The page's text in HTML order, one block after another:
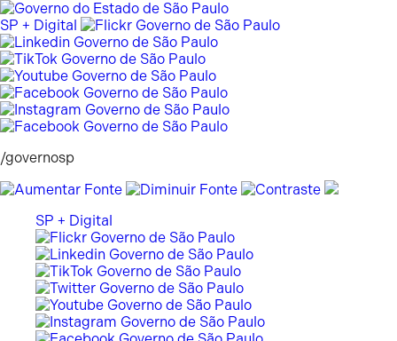
Pular
para
o
conteúdo
SP + Digital
/governosp
SP + Digital